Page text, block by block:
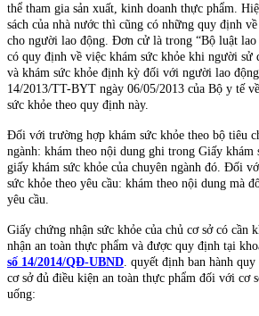
thể tham gia sản xuất, kinh doanh thực phẩm.
sách của nhà nước thì cũng có những quy định
cho người lao động. Đơn cử là trong “Bộ luật lao
có quy định về việc khám sức khỏe khi người sử
và khám sức khỏe định kỳ đối với người lao
14/2013/TT-BYT ngày 06/05/2013 của Bộ y tế
sức khỏe theo quy định này.
Đối với trường hợp khám sức khỏe theo bộ tiêu
ngành: khám theo nội dung ghi trong Giấy khám
giấy khám sức khỏe của chuyên ngành đó. Đối
sức khỏe theo yêu cầu: khám theo nội dung mà
yêu cầu.
Giấy chứng nhận sức khỏe của chủ cơ sở có cần
nhận an toàn thực phẩm và được quy định tại
số 14/2014/QĐ-UBND . quyết định ban hành
cơ sở đủ điều kiện an toàn thực phẩm đối với cơ
uống: